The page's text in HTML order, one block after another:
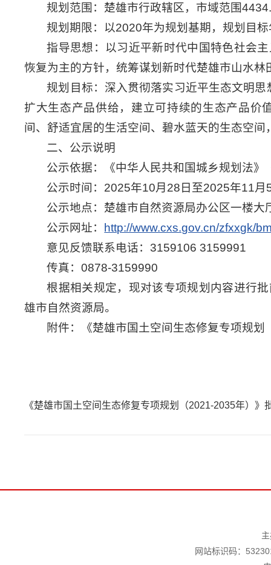
规划范围：楚雄市行政辖区，市域范围
规划期限：以2020年为规划基期，规划目
指导思想：以习近平新时代中国特色社会
恢复为主的方针，统筹谋划新时代楚雄市山水
规划目标：深入贯彻落实习近平生态文明
扩大生态产品供给，建立可持续的生态产品价
间、舒适宜居的生活空间、碧水蓝天的生态空
二、公示说明
公示依据：《中华人民共和国城乡规划法》
公示时间：2025年10月28日至2025年11月
公示地点：楚雄市自然资源局办公区一楼大
公示网址：
http://www.cxs.gov.cn/zfxxgk/
意见反馈联系电话：3159106 3159991
传真：0878-3159990
根据相关规定，现对该专项规划内容进行
雄市自然资源局。
附件：《楚雄市国土空间生态修复专项规
《楚雄市国土空间生态修复专项规划（2021-2035年）》
网站标识码：